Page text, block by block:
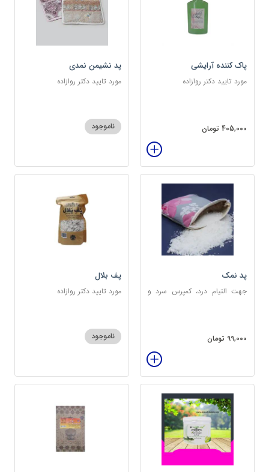
پاک کننده آرایشی
مورد تایید دکتر روازاده
405,000 تومان
پد نشیمن نمدی
مورد تایید دکتر روازاده
ناموجود
پد نمک
جهت التیام درد، کمپرس سرد و
99,000 تومان
پف بلال
مورد تایید دکتر روازاده
ناموجود